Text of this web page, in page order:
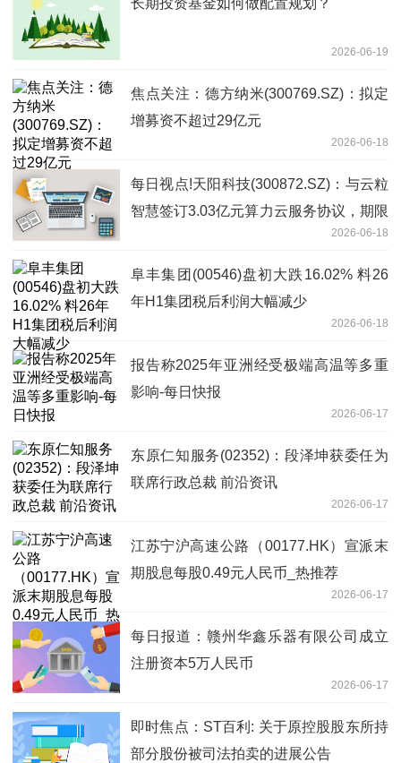
长期投资基金如何做配置规划？
2026-06-19
焦点关注：德方纳米(300769.SZ)：拟定
增募资不超过29亿元
2026-06-18
每日视点!天阳科技(300872.SZ)：与云粒
智慧签订3.03亿元算力云服务协议，期限
2026-06-18
阜丰集团(00546)盘初大跌16.02% 料26
年H1集团税后利润大幅减少
2026-06-18
报告称2025年亚洲经受极端高温等多重
影响-每日快报
2026-06-17
东原仁知服务(02352)：段泽坤获委任为
联席行政总裁 前沿资讯
2026-06-17
江苏宁沪高速公路（00177.HK）宣派末
期股息每股0.49元人民币_热推荐
2026-06-17
每日报道：赣州华鑫乐器有限公司成立
注册资本5万人民币
2026-06-17
即时焦点：ST百利: 关于原控股股东所持
部分股份被司法拍卖的进展公告